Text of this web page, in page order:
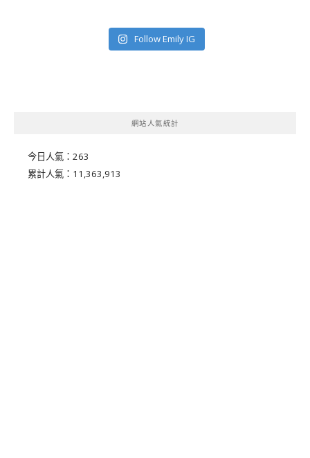
Follow Emily IG
網站人氣統計
今日人氣： 263
累計人氣： 11,363,913